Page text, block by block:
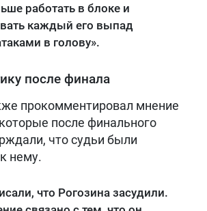
работать в блоке и
каждый его выпад
в голову».
после финала
прокомментировал мнение
после финального
что судьи были
нему.
что Рогозина засудили.